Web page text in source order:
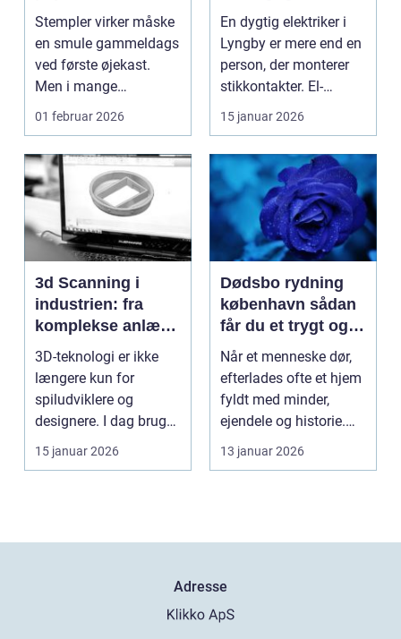
Stempler virker måske
en smule gammeldags
ved første øjekast.
Men i mange
virksomheder og også
01 februar 2026
fagmand
En dygtig elektriker i
Lyngby er mere end en
person, der monterer
stikkontakter. El-
installationer e...
15 januar 2026
3d Scanning i
industrien: fra
komplekse anlæg
til præcise
beslutninger
3D-teknologi er ikke
længere kun for
spiludviklere og
designere. I dag bruger
en lang række
virksomh...
15 januar 2026
Dødsbo rydning
københavn sådan
får du et trygt og
professionelt
forløb
Når et menneske dør,
efterlades ofte et hjem
fyldt med minder,
ejendele og historie.
For mange pårør...
13 januar 2026
Adresse